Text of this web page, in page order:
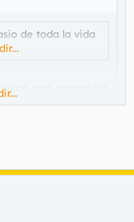
de toda la vida
mas avanzados
que vive al
a unos
de subir mis